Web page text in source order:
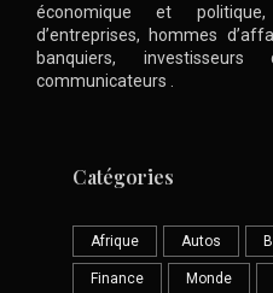
économique et
d’entreprises, hommes
banquiers,
communicateurs .
Catégories
Afrique Autos
Finance Monde